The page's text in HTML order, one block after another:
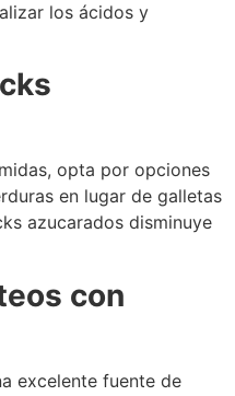
los ácidos y
opta por opciones
en lugar de galletas
azucarados disminuye
con
excelente fuente de